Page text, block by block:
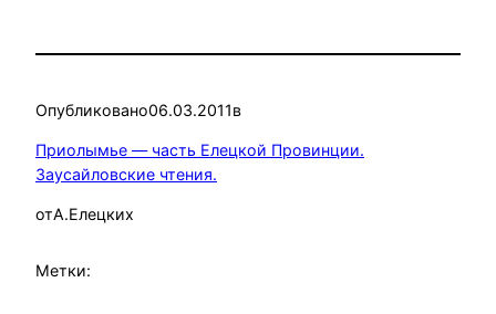
Опубликовано06.03.2011в
Приолымье — часть Елецкой Провинции.
Заусайловские чтения.
отА.Елецких
Метки: